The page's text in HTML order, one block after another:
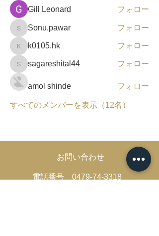
Gill Leonard
フォロー
Sonu.pawar
Sonu.pawar フォロー
k0105.hk
k0105.hk フォロー
sagareshital44
sagareshital44 フォロー
amol shinde フォロー
すべてのメンバーを表示（12名）
​お問い合わせ
電話番号 0479-74-3318